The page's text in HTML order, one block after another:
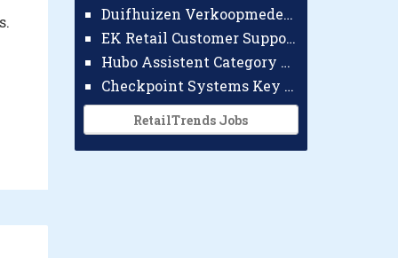
Duifhuizen Verkoopmedewerker Ridderkerk
EK Retail Customer Support Omnichannel
Hubo Assistent Category Manager
Checkpoint Systems Key Accountmanager Benelux
RetailTrends Jobs